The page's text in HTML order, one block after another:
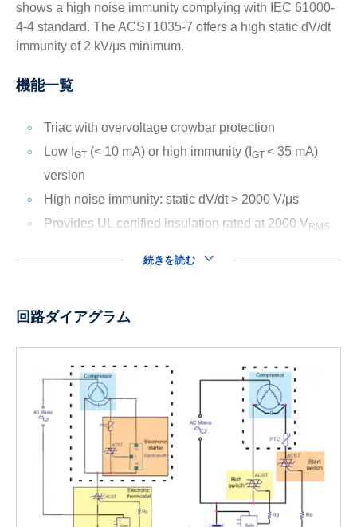
shows a high noise immunity complying with IEC 61000-
4-4 standard. The ACST1035-7 offers a high static dV/dt
immunity of 2 kV/μs minimum.
機能一覧
Triac with overvoltage crowbar protection
Low I GT(< 10 mA) or high immunity (I GT < 35 mA)
version
High noise immunity: static dV/dt > 2000 V/μs
Provides UL certified insulation rated at 2000 VRMS
続きを読む
回路ダイアグラム